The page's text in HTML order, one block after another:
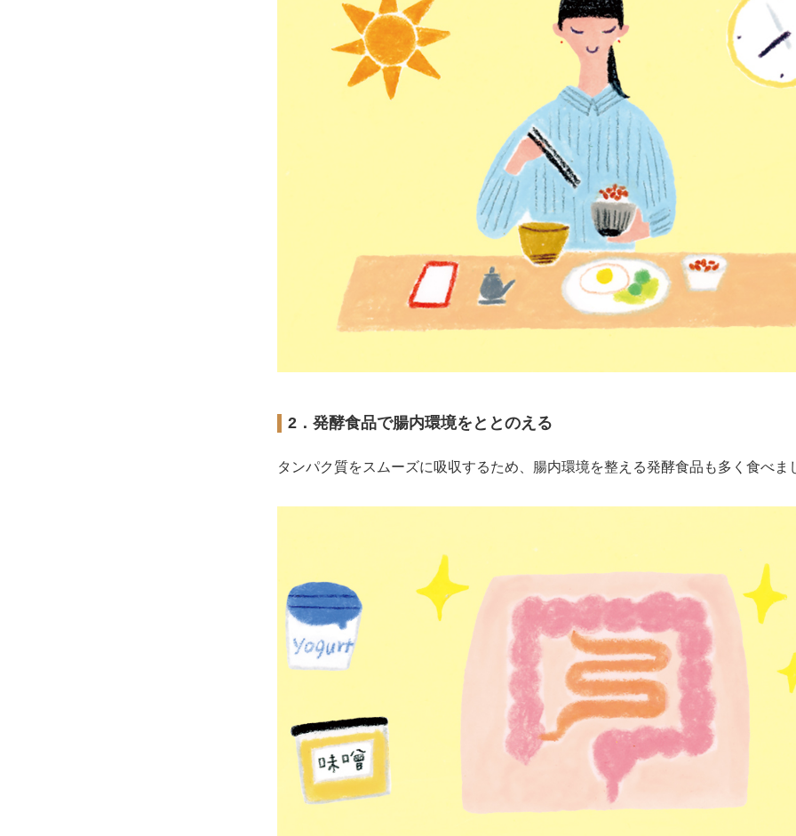
2．発酵食品で腸内環境をととのえる
タンパク質をスムーズに吸収するため、腸内環境を整える発酵食品も多く食べま